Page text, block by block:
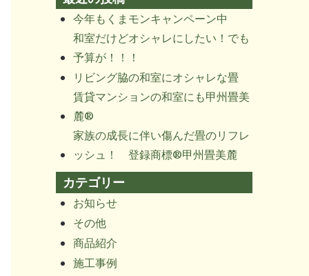
今年もくまモンキャンペーン中
和室だけどオシャレにしたい！でも
予算が！！！
リビング脇の和室にオシャレな畳
賃貸マンションの和室にも甲州畳美
麓®
家族の成長に伴い傷んだ畳のリフレ
ッシュ！ 登録商標®甲州畳美麓
カテゴリー
お知らせ
その他
商品紹介
施工事例